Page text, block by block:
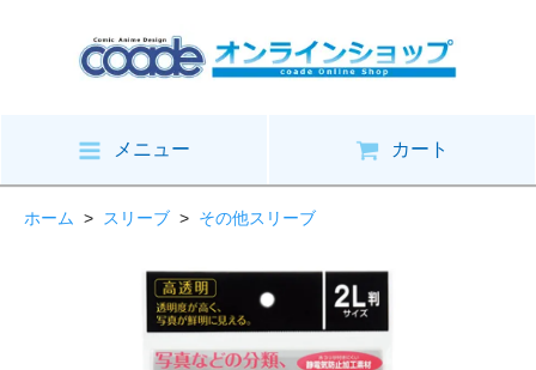
メニュー カート
ホーム > スリーブ > その他スリーブ